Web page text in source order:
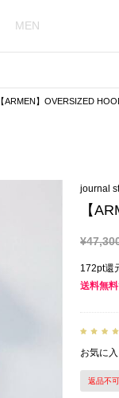
MEN
【ARMEN】OVERSIZED
journal
【
¥
172pt還
送料無料
お気に
返品不可